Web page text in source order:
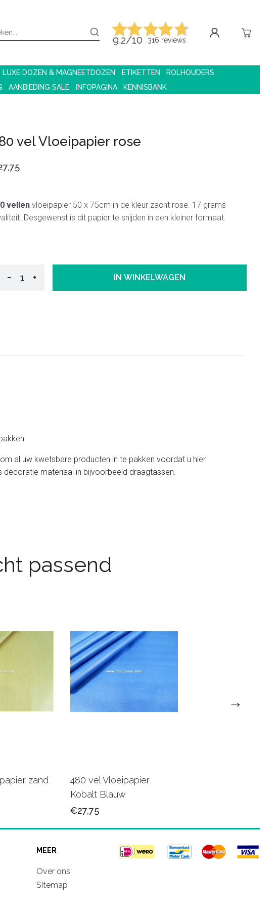
9.2/10 316 reviews
LUXE DOZEN & MAGNEETDOZEN ETIKETTEN
ROLHOUDERS
AANBIEDING SALE INFOPAGINA KENNISBANK
vel Vloeipapier rose
vellen vloeipapier 50 x 75cm in de kleur zacht rose. 17 grams
Desgewenst is dit papier te snijden in een kleiner formaat.
− + IN WINKELWAGEN
al uw kwetsbare producten in te pakken voordat u hier
materiaal in bijvoorbeeld draagtassen.
passend
zand
480 vel Vloeipapier
Kobalt Blauw
€27,75
MEER
Over ons
Sitemap